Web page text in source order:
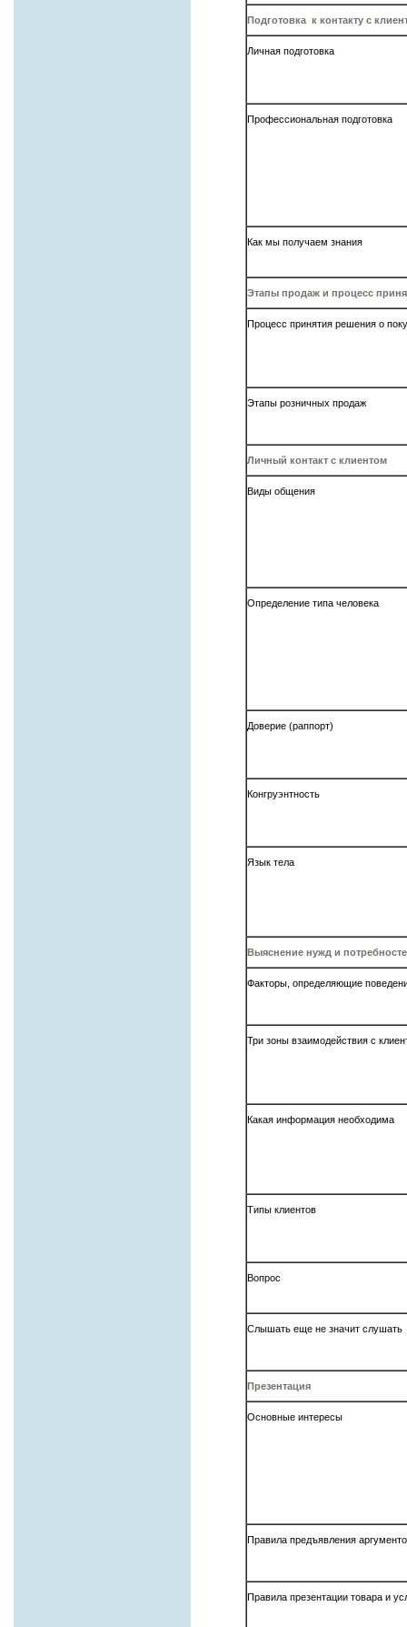
Подготовка к контакту с
Личная подготовка
Профессиональная подготовка
Как мы получаем знания
Этапы продаж и процесс
Процесс принятия решения о
Этапы розничных продаж
Личный контакт с клиентом
Виды общения
Определение типа человека
Доверие (раппорт)
Конгруэнтность
Язык тела
Выяснение нужд и
Факторы, определяющие
Три зоны взаимодействия с
Какая информация необходима
Типы клиентов
Вопрос
Слышать еще не значит слушать
Презентация
Основные интересы
Правила предъявления
Правила презентации товара и